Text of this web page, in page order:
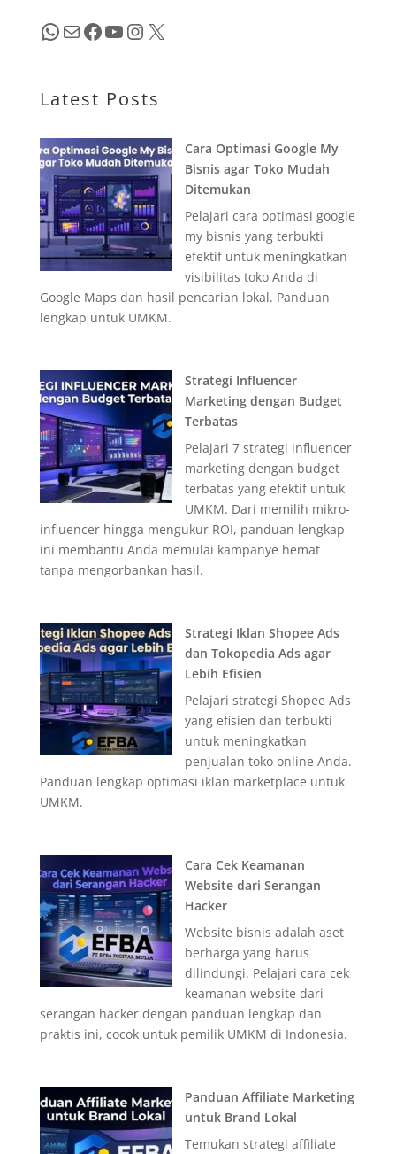
WhatsApp Mail Facebook YouTube InstagramX
Latest Posts
Cara Optimasi Google My
Bisnis agar Toko Mudah
Ditemukan
Pelajari cara optimasi google
my bisnis yang terbukti
efektif untuk meningkatkan
visibilitas toko Anda di
Google Maps dan hasil pencarian lokal. Panduan
lengkap untuk UMKM.
Strategi Influencer
Marketing dengan Budget
Terbatas
Pelajari 7 strategi influencer
marketing dengan budget
terbatas yang efektif untuk
UMKM. Dari memilih mikro-
influencer hingga mengukur ROI, panduan lengkap
ini membantu Anda memulai kampanye hemat
tanpa mengorbankan hasil.
Strategi Iklan Shopee Ads
dan Tokopedia Ads agar
Lebih Efisien
Pelajari strategi Shopee Ads
yang efisien dan terbukti
untuk meningkatkan
penjualan toko online Anda.
Panduan lengkap optimasi iklan marketplace untuk
UMKM.
Cara Cek Keamanan
Website dari Serangan
Hacker
Website bisnis adalah aset
berharga yang harus
dilindungi. Pelajari cara cek
keamanan website dari
serangan hacker dengan panduan lengkap dan
praktis ini, cocok untuk pemilik UMKM di Indonesia.
Panduan Affiliate Marketing
untuk Brand Lokal
Temukan strategi affiliate